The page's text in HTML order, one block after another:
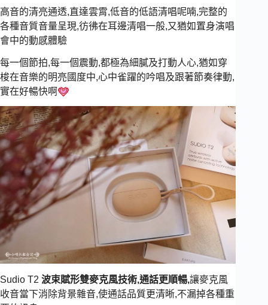
高音的清亮通透,直達雲霄,低音的低語清唱呢喃,完整的
各種音質音量呈現,彷彿在耳邊清唱一般,又猶如置身演唱
會中的動感體驗
每一個節拍,每一個震動,都極為細膩及打動人心,猶如穿
梭在音樂的明亮國度中,心中雀躍的吟唱及跟著節奏律動,
實在好暢快啊
Sudio T2 波束賦形雙麥克風技術,通話更順暢,讓麥克風
收音當下消除背景雜音,使通話品質更清晰,不漏掉各種重